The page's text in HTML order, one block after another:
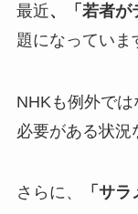
最近、「若者が
題になっていま
NHKも例外では
必要がある状況
さらに、 「サラ